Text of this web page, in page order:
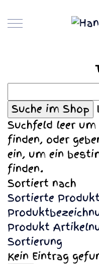
Suchfeld leer
finden, oder
ein, um ein
finden.
Sortiert nach
Sortierte
Produkt
Sortierung
Kein Eintrag